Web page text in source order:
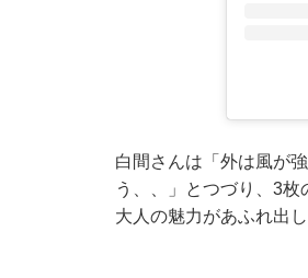
白間さんは「外は風が
う、、」とつづり、3
大人の魅力があふれ出し